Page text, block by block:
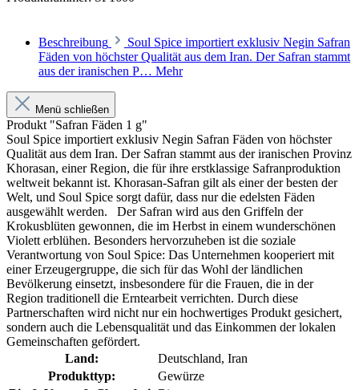
Beschreibung
Soul Spice importiert exklusiv Negin Safran
Fäden von höchster Qualität aus dem Iran. Der Safran stammt
aus der iranischen P… Mehr
Menü schließen
Produkt "Safran Fäden 1 g"
Soul Spice importiert exklusiv Negin Safran Fäden von höchster
Qualität aus dem Iran. Der Safran stammt aus der iranischen Provinz
Khorasan, einer Region, die für ihre erstklassige Safranproduktion
weltweit bekannt ist. Khorasan-Safran gilt als einer der besten der
Welt, und Soul Spice sorgt dafür, dass nur die edelsten Fäden
ausgewählt werden. Der Safran wird aus den Griffeln der
Krokusblüten gewonnen, die im Herbst in einem wunderschönen
Violett erblühen. Besonders hervorzuheben ist die soziale
Verantwortung von Soul Spice: Das Unternehmen kooperiert mit
einer Erzeugergruppe, die sich für das Wohl der ländlichen
Bevölkerung einsetzt, insbesondere für die Frauen, die in der
Region traditionell die Erntearbeit verrichten. Durch diese
Partnerschaften wird nicht nur ein hochwertiges Produkt gesichert,
sondern auch die Lebensqualität und das Einkommen der lokalen
Gemeinschaften gefördert.
Land:
Deutschland, Iran
Produkttyp:
Gewürze